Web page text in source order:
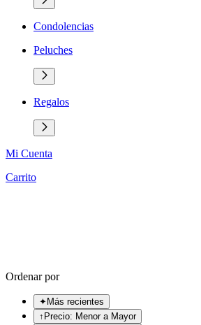
Condolencias
Peluches
Regalos
Mi Cuenta
Carrito
Ordenar por
✦ Más recientes
↑ Precio: Menor a Mayor